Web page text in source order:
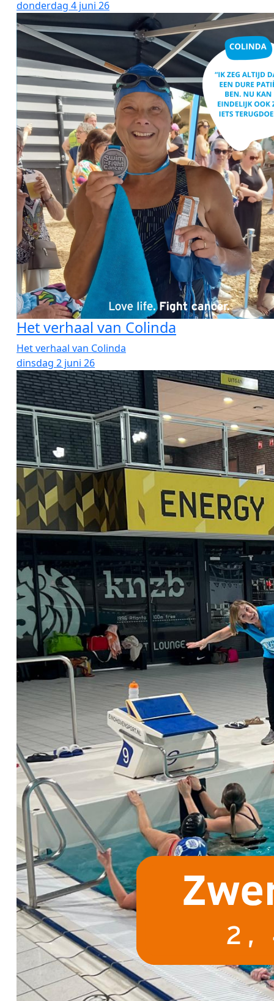
donderdag 4 juni 26
Het verhaal van Colinda
Het verhaal van Colinda
dinsdag 2 juni 26